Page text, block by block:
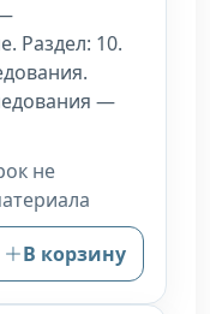
Раздел: 10.
—
не
В корзину